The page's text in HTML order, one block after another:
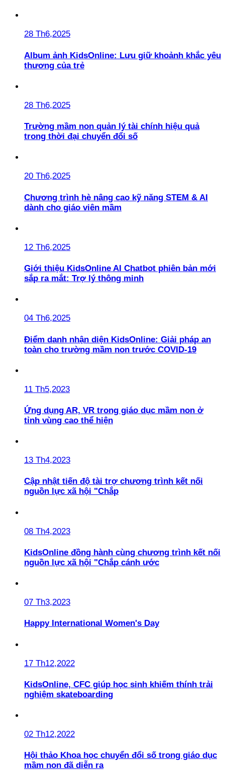
28 Th6,2025
Album ảnh KidsOnline: Lưu giữ khoảnh khắc yêu
thương của trẻ
28 Th6,2025
Trường mầm non quản lý tài chính hiệu quả
trong thời đại chuyển đổi số
20 Th6,2025
Chương trình hè nâng cao kỹ năng STEM & AI
dành cho giáo viên mầm
12 Th6,2025
Giới thiệu KidsOnline AI Chatbot phiên bản mới
sắp ra mắt: Trợ lý thông minh
04 Th6,2025
Điểm danh nhận diện KidsOnline: Giải pháp an
toàn cho trường mầm non trước COVID-19
11 Th5,2023
Ứng dụng AR, VR trong giáo dục mầm non ở
tỉnh vùng cao thể hiện
13 Th4,2023
Cập nhật tiến độ tài trợ chương trình kết nối
nguồn lực xã hội "Chắp
08 Th4,2023
KidsOnline đồng hành cùng chương trình kết nối
nguồn lực xã hội "Chắp cánh ước
07 Th3,2023
Happy International Women's Day
17 Th12,2022
KidsOnline, CFC giúp học sinh khiếm thính trải
nghiệm skateboarding
02 Th12,2022
Hội thảo Khoa học chuyển đổi số trong giáo dục
mầm non đã diễn ra